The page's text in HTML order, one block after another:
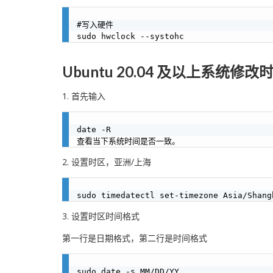
#写入硬件
Ubuntu 20.04 及以上系统修改
1. 首先输入
date -R
2. 设置时区，亚洲/上海
3. 设置时区时间格式
第一行是日期格式，第二行是时间格式